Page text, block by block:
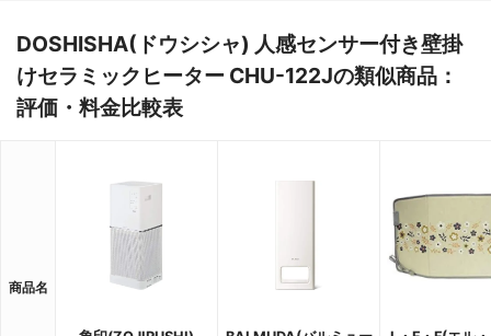
DOSHISHA(ドウシシャ) 人感センサー付き壁掛
けセラミックヒーター CHU-122Jの類似商品：
評価・料金比較表
商品名